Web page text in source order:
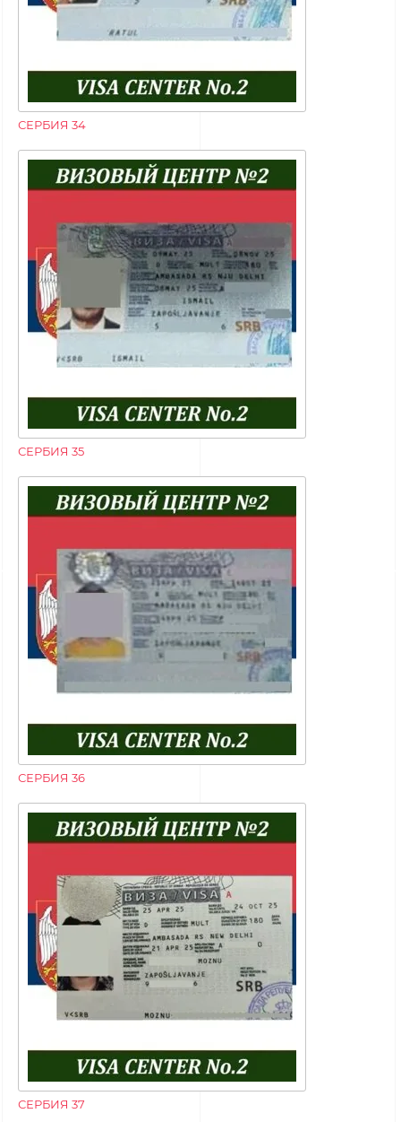
СЕРБИЯ 34
СЕРБИЯ 35
СЕРБИЯ 36
СЕРБИЯ 37